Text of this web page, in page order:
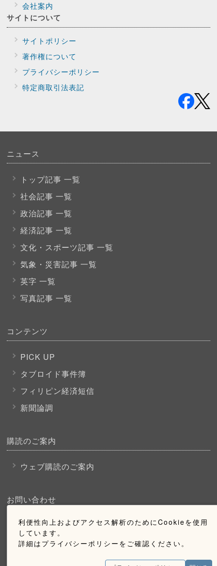
利便性向上およびアクセス解析のためにCookieを使用
しています。
詳細はプライバシーポリシーをご確認ください。
会社案内
サイトについて
サイトポリシー
著作権について
プライバシーポリシー
特定商取引法表記
ニュース
トップ記事 一覧
社会記事 一覧
政治記事 一覧
経済記事 一覧
文化・スポーツ記事 一覧
気象・災害記事 一覧
英字 一覧
写真記事 一覧
コンテンツ
PICK UP
タブロイド事件簿
フィリピン経済短信
新聞論調
購読のご案内
ウェブ購読のご案内
お問い合わせ
採用情報
お問い合わせ